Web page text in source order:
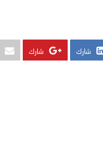
شارك شارك